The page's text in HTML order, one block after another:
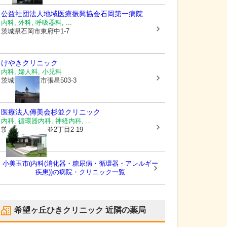
公益社団法人地域医療振興協会石岡第一病院
内科, 外科, 呼吸器科, ...
茨城県石岡市東府中1-7
けやきクリニック
内科, 婦人科, 小児科
茨城県小美玉市張星503-3
医療法人傳美会杉並クリニック
内科, 循環器内科, 神経内科, ...
茨城県石岡市
杉並2丁目2-19
小美玉市(内科(消化器・糖尿病・循環器・アレルギー
疾患))の病院・クリニック一覧
希望ヶ丘ひきクリニック 近隣の薬局